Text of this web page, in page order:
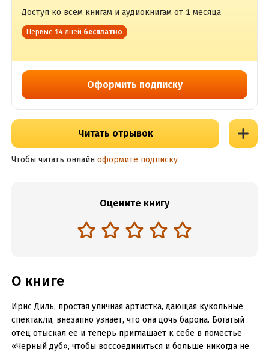
Доступ ко всем книгам и аудиокнигам от 1 месяца
Первые 14 дней бесплатно
Оформить подписку
Читать отрывок
Чтобы читать онлайн оформите подписку
Оцените книгу
О книге
Ирис Диль, простая уличная артистка, дающая кукольные
спектакли, внезапно узнает, что она дочь барона. Богатый
отец отыскал ее и теперь приглашает к себе в поместье
«Черный дуб», чтобы воссоединиться и больше никогда не